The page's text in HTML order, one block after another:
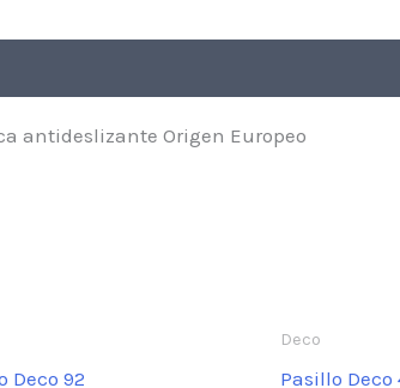
antideslizante Origen Europeo
Deco 92
Deco
Pasillo Deco